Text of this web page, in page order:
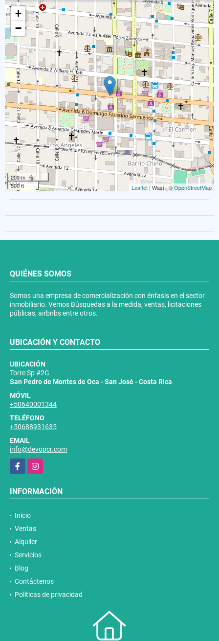
+
−
200 m
500 ft
Leaflet | Wasi - ©OpenStreetMap
QUIÉNES SOMOS
Somos una empresa de comercialización con énfasis en el sector
inmobiliario. Vemos Búsquedas a la medida, ventas, licitaciones
públicas, airbnbs entre otros.
UBICACIÓN Y CONTACTO
UBICACIÓN
Torre Sp #2G
San Pedro de Montes de Oca - San José - Costa Rica
MÓVIL
+50640001344
TELÉFONO
+50688931635
EMAIL
info@devopcr.com
FacebookInstagram
INFORMACIÓN
Inicio
Ventas
Alquiler
Servicios
Blog
Contáctenos
Políticas de privacidad